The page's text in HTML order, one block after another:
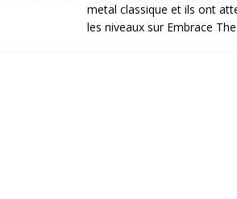
metal classique et ils ont
les niveaux sur Embrace